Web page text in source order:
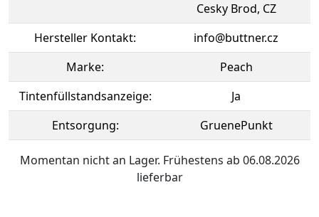
Cesky Brod, CZ
Hersteller Kontakt:
info@buttner.cz
Marke:
Peach
Tintenfüllstandsanzeige:
Ja
Entsorgung:
GruenePunkt
Momentan nicht an Lager. Frühestens ab 06.08.2026
lieferbar